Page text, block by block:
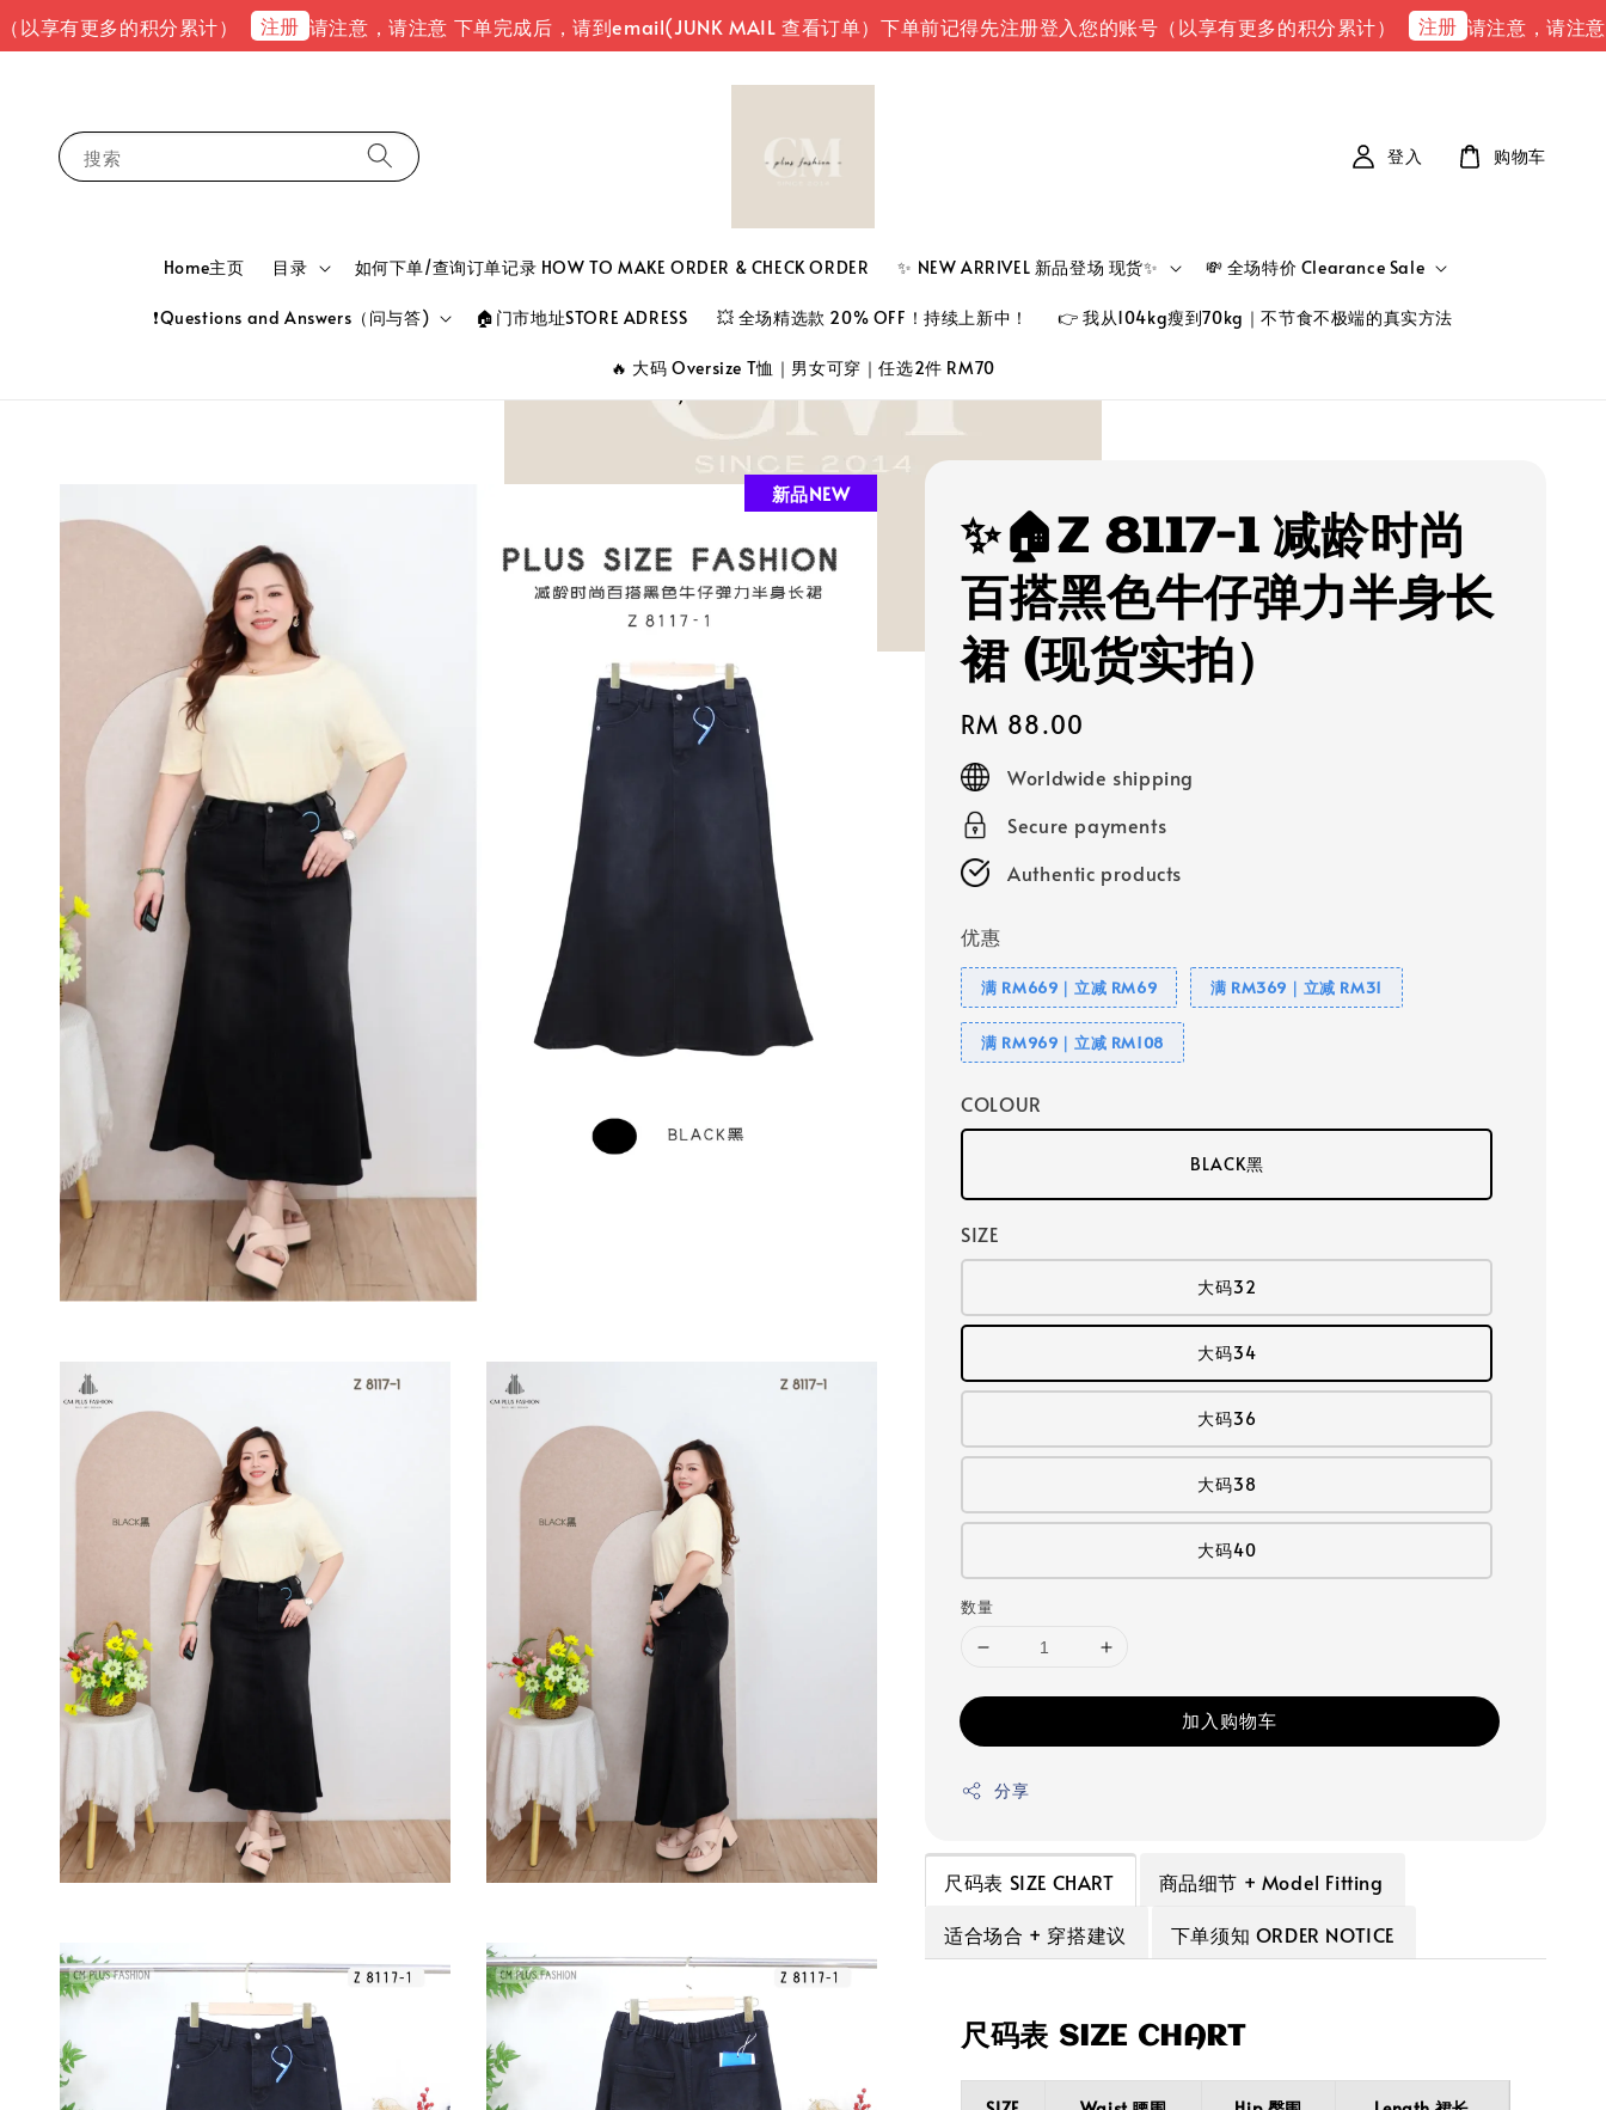
有更多的积分累计） 注册 请注意，请注意 下单完成后，请到email(JUNK MAIL 查看订单）下单前记得先注册登入您的账号（以享有更多的积分累计） 注册 请注意，请注意 下
搜索
Home主页 目录 如何下单/查询订单记录 HOW TO MAKE ORDER & CHECK ORDER ✨ NEW ARRIVEL 新品登场 现货✨ 💸 全场特价 Clearance Sale
❗Questions and Answers（问与答) 🏠门市地址STORE ADRESS 💥 全场精选款 20% OFF！持续上新中！ 👉 我从104kg瘦到70kg｜不节食不极端的真实方法
🔥 大码 Oversize T恤｜男女可穿｜任选2件 RM70
登入 购物车
新品NEW
✨🏠Z 8117-1 减龄时尚
百搭黑色牛仔弹力半身长
裙 (现货实拍）
Regular
price
RM 88.00
Worldwide shipping
Secure payments
Authentic products
优惠
满 RM669｜立减 RM69 满 RM369｜立减 RM31
满 RM969｜立减 RM108
COLOUR
BLACK黑
SIZE
大码32
大码34
大码36
大码38
大码40
数量
加入购物车
分享
尺码表 SIZE CHART
商品细节 + Model Fitting
适合场合 + 穿搭建议
下单须知 ORDER NOTICE
尺码表 SIZE CHART